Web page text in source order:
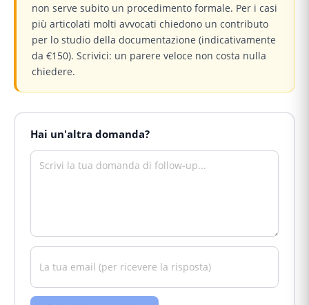
non serve subito un procedimento formale. Per i casi
più articolati molti avvocati chiedono un contributo
per lo studio della documentazione (indicativamente
da €150). Scrivici: un parere veloce non costa nulla
chiedere.
Hai un'altra domanda?